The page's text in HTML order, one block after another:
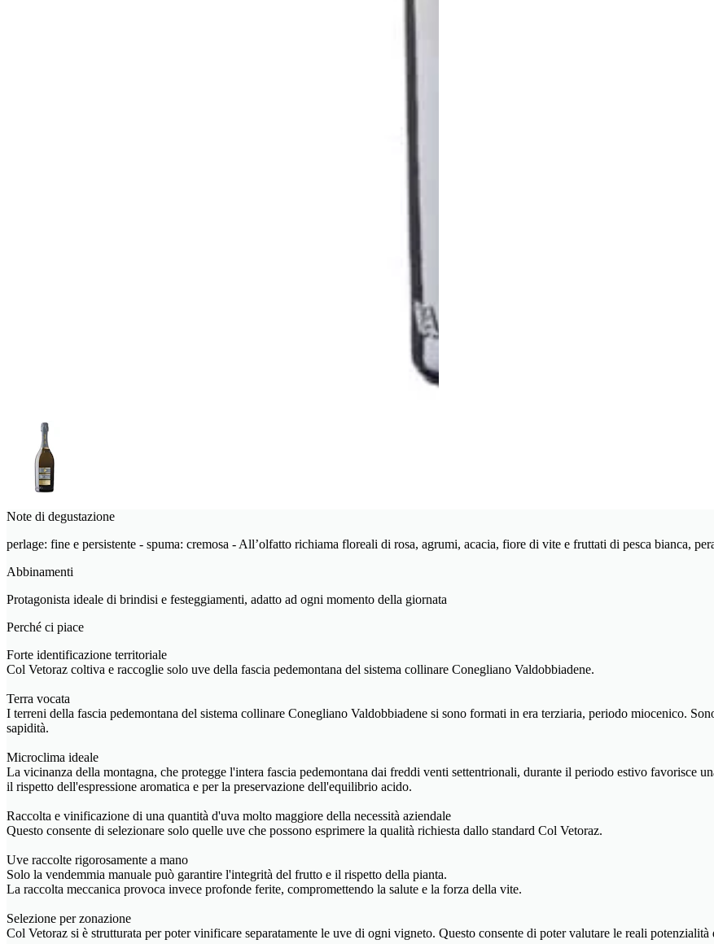
Note di degustazione
perlage: fine e persistente - spuma: cremosa - All’olfatto richiama floreali di rosa, agrumi, acacia, fiore di vite e fruttati di pesca bianca,
Abbinamenti
Protagonista ideale di brindisi e festeggiamenti, adatto ad ogni momento della giornata
Perché ci piace
Forte identificazione territoriale
Col Vetoraz coltiva e raccoglie solo uve della fascia pedemontana del sistema collinare Conegliano Valdobbiadene.
Terra vocata
I terreni della fascia pedemontana del sistema collinare Conegliano Valdobbiadene si sono formati in era terziaria, periodo miocenico.
sapidità.
Microclima ideale
La vicinanza della montagna, che protegge l'intera fascia pedemontana dai freddi venti settentrionali, durante il periodo estivo favorisce
il rispetto dell'espressione aromatica e per la preservazione dell'equilibrio acido.
Raccolta e vinificazione di una quantità d'uva molto maggiore della necessità aziendale
Questo consente di selezionare solo quelle uve che possono esprimere la qualità richiesta dallo standard Col Vetoraz.
Uve raccolte rigorosamente a mano
Solo la vendemmia manuale può garantire l'integrità del frutto e il rispetto della pianta.
La raccolta meccanica provoca invece profonde ferite, compromettendo la salute e la forza della vite.
Selezione per zonazione
Col Vetoraz si è strutturata per poter vinificare separatamente le uve di ogni vigneto. Questo consente di poter valutare le reali